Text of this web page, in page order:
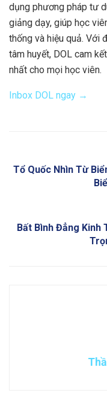
dụng phương pháp tư
giảng dạy, giúp học
thống và hiệu quả. Với
tâm huyết, DOL cam
nhất cho mọi học viên.
Inbox DOL ngay →
Tổ Quốc Nhìn Từ
Bất Bình Đẳng Kinh